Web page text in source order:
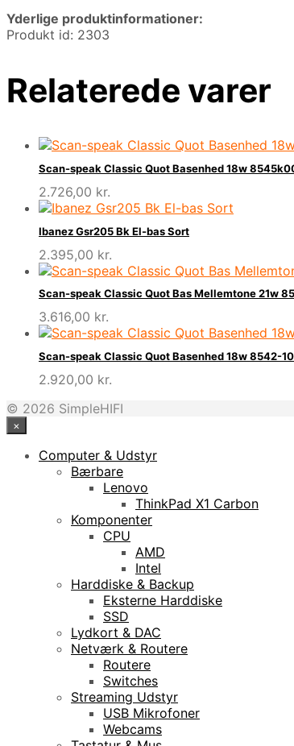
Yderlige produktinformationer:
Produkt id: 2303
Relaterede varer
Scan-speak Classic Quot Basenhed 18w
2.726,00 kr.
Ibanez Gsr205 Bk El-bas Sort
2.395,00 kr.
Scan-speak Classic Quot Bas Mellemtone 21w
3.616,00 kr.
Scan-speak Classic Quot Basenhed 18w 8542-
2.920,00 kr.
© 2026 SimpleHIFI
×
Computer & Udstyr
Bærbare
Lenovo
ThinkPad X1 Carbon
Komponenter
CPU
AMD
Intel
Harddiske & Backup
Eksterne Harddiske
SSD
Lydkort & DAC
Netværk & Routere
Routere
Switches
Streaming Udstyr
USB Mikrofoner
Webcams